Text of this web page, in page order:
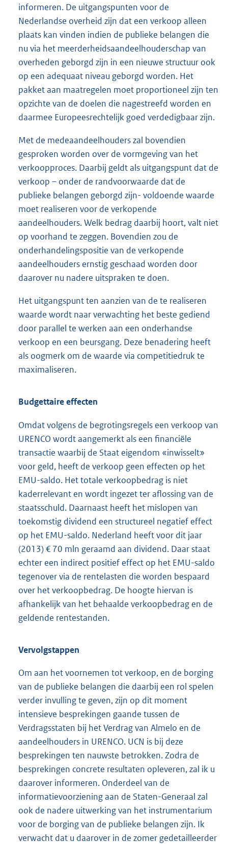
informeren. De uitgangspunten voor de
Nederlandse overheid zijn dat een verkoop alleen
plaats kan vinden indien de publieke belangen die
nu via het meerderheidsaandeelhouderschap van
overheden geborgd zijn in een nieuwe structuur ook
op een adequaat niveau geborgd worden. Het
pakket aan maatregelen moet proportioneel zijn ten
opzichte van de doelen die nagestreefd worden en
daarmee Europeesrechtelijk goed verdedigbaar zijn.
Met de medeaandeelhouders zal bovendien
gesproken worden over de vormgeving van het
verkoopproces. Daarbij geldt als uitgangspunt dat de
verkoop – onder de randvoorwaarde dat de
publieke belangen geborgd zijn- voldoende waarde
moet realiseren voor de verkopende
aandeelhouders. Welk bedrag daarbij hoort, valt niet
op voorhand te zeggen. Bovendien zou de
onderhandelingspositie van de verkopende
aandeelhouders ernstig geschaad worden door
daarover nu nadere uitspraken te doen.
Het uitgangspunt ten aanzien van de te realiseren
waarde wordt naar verwachting het beste gediend
door parallel te werken aan een onderhandse
verkoop en een beursgang. Deze benadering heeft
als oogmerk om de waarde via competitiedruk te
maximaliseren.
Budgettaire effecten
Omdat volgens de begrotingsregels een verkoop van
URENCO wordt aangemerkt als een financiële
transactie waarbij de Staat eigendom «inwisselt»
voor geld, heeft de verkoop geen effecten op het
EMU-saldo. Het totale verkoopbedrag is niet
kaderrelevant en wordt ingezet ter aflossing van de
staatsschuld. Daarnaast heeft het mislopen van
toekomstig dividend een structureel negatief effect
op het EMU-saldo. Nederland heeft voor dit jaar
(2013) € 70 mln geraamd aan dividend. Daar staat
echter een indirect positief effect op het EMU-saldo
tegenover via de rentelasten die worden bespaard
over het verkoopbedrag. De hoogte hiervan is
afhankelijk van het behaalde verkoopbedrag en de
geldende rentestanden.
Vervolgstappen
Om aan het voornemen tot verkoop, en de borging
van de publieke belangen die daarbij een rol spelen
verder invulling te geven, zijn op dit moment
intensieve besprekingen gaande tussen de
Verdragsstaten bij het Verdrag van Almelo en de
aandeelhouders in URENCO. UCN is bij deze
besprekingen ten nauwste betrokken. Zodra de
besprekingen concrete resultaten opleveren, zal ik u
daarover informeren. Onderdeel van de
informatievoorziening aan de Staten-Generaal zal
ook de nadere uitwerking van het instrumentarium
voor de borging van de publieke belangen zijn. Ik
verwacht dat u daarover in de zomer gedetailleerder